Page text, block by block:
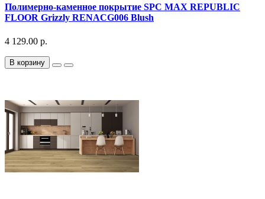
Полимерно-каменное покрытие SPC MAX REPUBLIC
FLOOR Grizzly RENACG006 Blush
4 129.00 р.
В корзину